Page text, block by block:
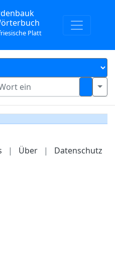
Platt
| Über | Datenschutz